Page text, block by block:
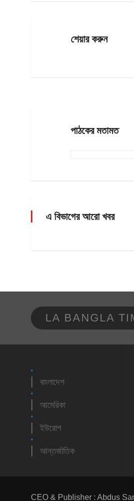
শেয়ার করুন
পাঠকের মতামত
এ বিভাগের আরো খবর
LA BANGLA
বাংলাদেশ
আমেরিকা
ইউরোপ
আন্তর্জাতিক
CEO & Publisher : Abdus